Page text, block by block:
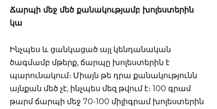
Ճարպի մեջ մեծ քանակությամբ խոլեստերին
կա
Ինչպես և ցանկացած այլ կենդանական
ծագմամբ մթերք, ճարպը խոլեստերին է
պարունակում։ Միայն թե դրա քանակությունն
այնքան մեծ չէ, ինչպես մեզ թվում է։ 100 գրամ
թարմ ճարպի մեջ 70-100 միլիգրամ խոլեստերին